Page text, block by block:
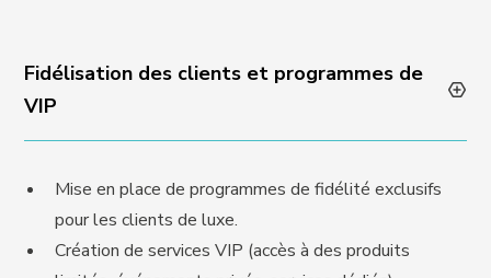
Fidélisation des clients et programmes de
VIP
Mise en place de programmes de fidélité exclusifs
pour les clients de luxe.
Création de services VIP (accès à des produits